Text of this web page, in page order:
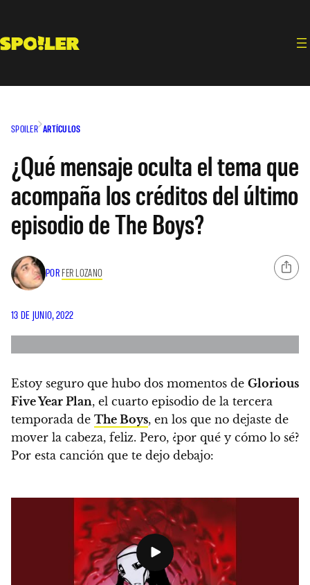
contenido
SPOILER ARTÍCULOS
¿Qué mensaje oculta el tema que
acompaña los créditos del último
episodio de The Boys?
POR FER LOZANO
13 DE JUNIO, 2022
Estoy seguro que hubo dos momentos de Glorious
Five Year Plan, el cuarto episodio de la tercera
temporada de The Boys, en los que no dejaste de
mover la cabeza, feliz. Pero, ¿por qué y cómo lo sé?
Por esta canción que te dejo debajo: